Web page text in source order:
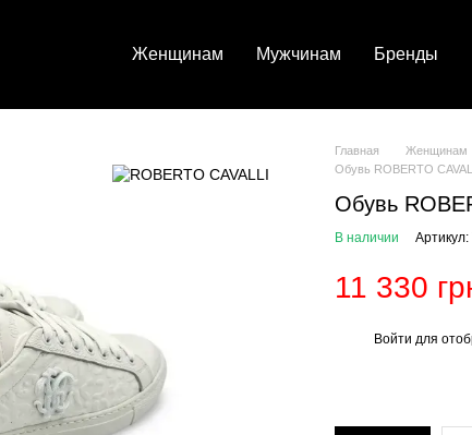
Женщинам Мужчинам Бренды
Главная Женщинам
Обувь ROBERTO
Обувь
В наличии Артикул:
11 330
Войти для